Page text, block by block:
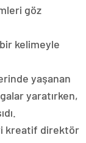
göz
bir kelimeyle
yaşanan
yaratırken,
kreatif direktör